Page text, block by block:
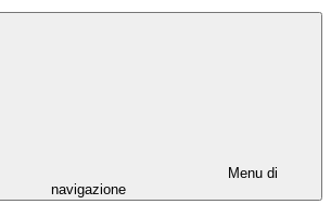
Menu di
navigazione